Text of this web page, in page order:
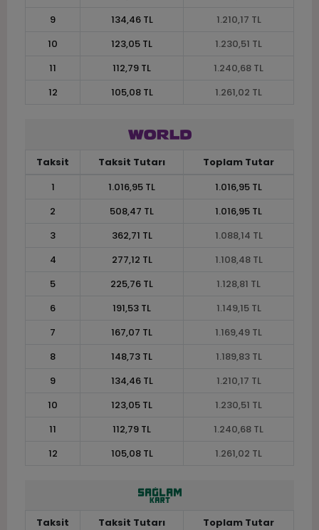
9
134,46 TL
1.210,17 TL
10
123,05 TL
1.230,51 TL
11
112,79 TL
1.240,68 TL
12
105,08 TL 1.261,02 TL
Taksit Taksit Tutarı
Toplam Tutar
1
1.016,95 TL
1.016,95 TL
2
508,47 TL
1.016,95 TL
3
362,71 TL
1.088,14 TL
4
277,12 TL
1.108,48 TL
5
225,76 TL
1.128,81 TL
6
191,53 TL
1.149,15 TL
7
167,07 TL
1.169,49 TL
8
148,73 TL
1.189,83 TL
9
134,46 TL
1.210,17 TL
10
123,05 TL
1.230,51 TL
11
112,79 TL
1.240,68 TL
12
105,08 TL 1.261,02 TL
Taksit Taksit Tutarı
Toplam Tutar